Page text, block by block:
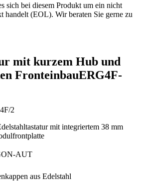
sich bei diesem Produkt um ein nicht
handelt (EOL). Wir beraten Sie gerne zu
mit kurzem Hub und
FronteinbauERG4F-
2
mit integriertem 38 mm
AUT
aus Edelstahl